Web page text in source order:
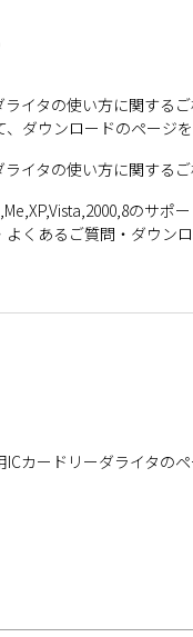
ライタの使い方に関する
、ダウンロードのページ
ライタの使い方に関する
のサ
よくあるご質問・ダウン
ICカードリーダライタの